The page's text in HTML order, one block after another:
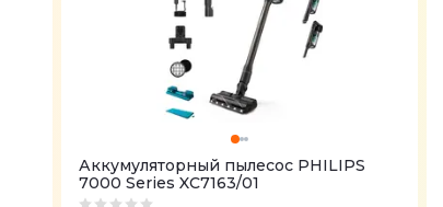
Аккумуляторный пылесос PHILIPS
7000 Series XC7163/01